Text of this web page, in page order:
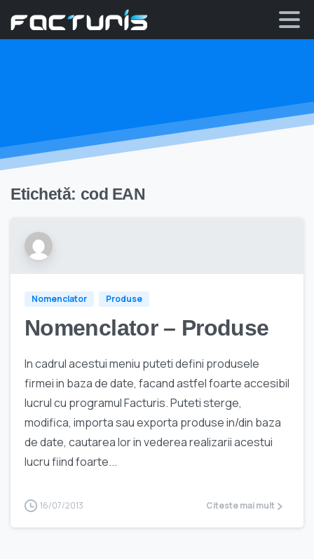
Etichetă: cod EAN
Nomenclator Produse
Nomenclator – Produse
In cadrul acestui meniu puteti defini produsele
firmei in baza de date, facand astfel foarte accesibil
lucrul cu programul Facturis. Puteti sterge,
modifica, importa sau exporta produse in/din baza
de date, cautarea lor in vederea realizarii acestui
lucru fiind foarte...
16/07/2013 Citeste mai mult